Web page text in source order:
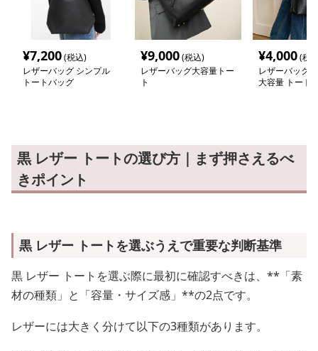
¥7,200(税込)
レザーバッグ シンプル
トートバッグ
¥9,000(税込)
レザーバッグ大容量トー
ト
¥4,000(税
レザーバッグ
大容量 トート
黒 レザー トートの選び方｜まず押さえるべ
きポイント
黒 レザー トートを選ぶうえで重要な判断基準
黒 レザー トートを選ぶ際に最初に確認すべきは、**「素
材の種類」と「容量・サイズ感」**の2点です。
レザーには大きく分けて以下の3種類があります。